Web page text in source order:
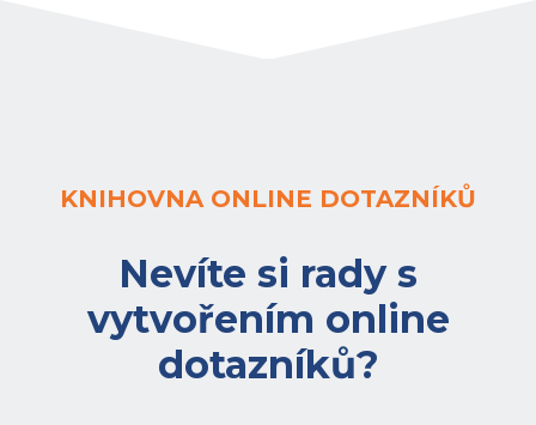
KNIHOVNA ONLINE DOTAZNÍKŮ
Nevíte si rady s
vytvořením online
dotazníků?